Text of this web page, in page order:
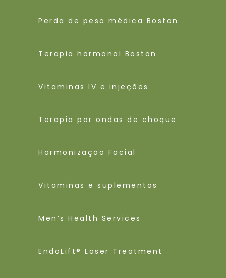
Perda de peso médica Boston
Terapia hormonal Boston
Vitaminas IV e injeções
Terapia por ondas de choque
Harmonização Facial
Vitaminas e suplementos
Men’s Health Services
EndoLift® Laser Treatment